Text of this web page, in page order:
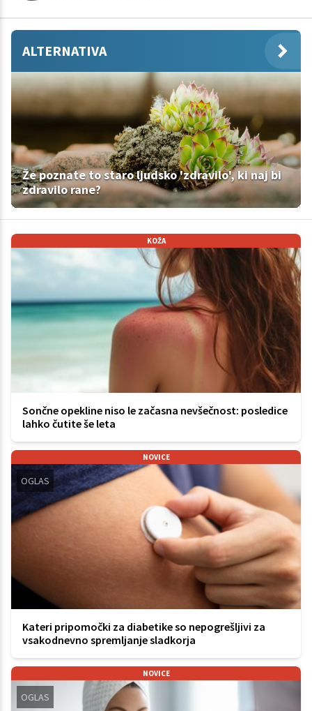
ALTERNATIVA
Že poznate to staro ljudsko 'zdravilo', ki naj bi
zdravilo rane?
KOŽA
Sončne opekline niso le začasna nevšečnost: posledice
lahko čutite še leta
NOVICE
OGLAS
Kateri pripomočki za diabetike so nepogrešljivi za
vsakodnevno spremljanje sladkorja
NOVICE
OGLAS